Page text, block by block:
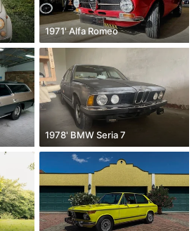
1971' Alfa Romeo
1978' BMW Seria 7